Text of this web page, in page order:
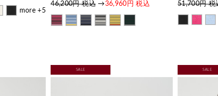
more +5
46,200円 税込→36,960円 税込 51,700円 税
SALE SALE